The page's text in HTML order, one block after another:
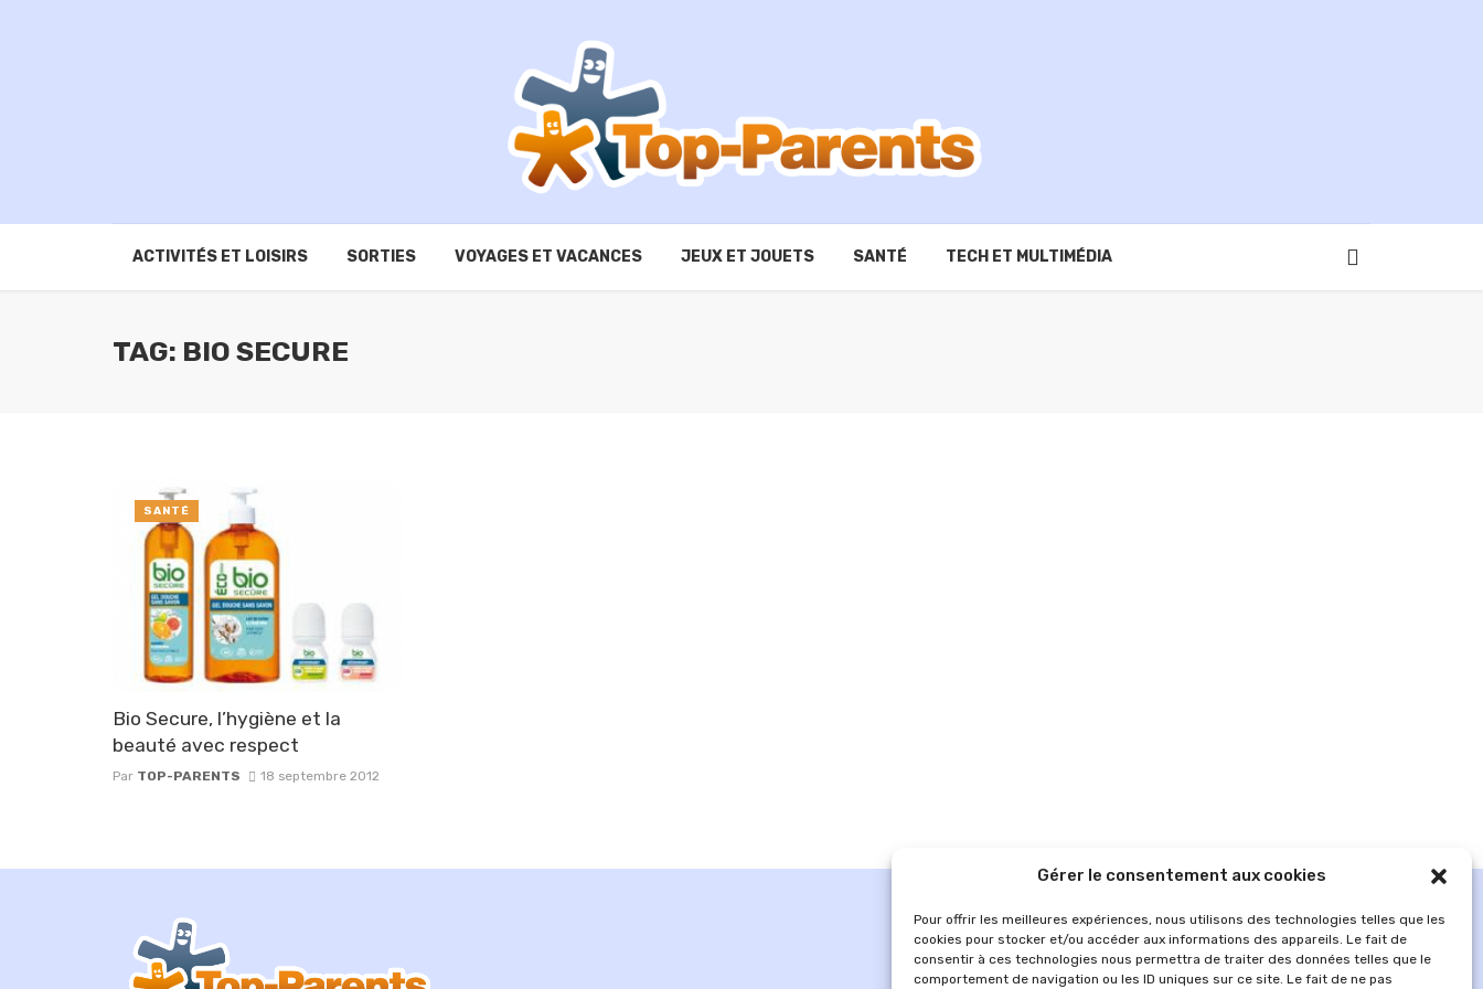
Gérer le consentement aux cookies
Pour offrir les meilleures expériences, nous utilisons des technologies telles que les
cookies pour stocker et/ou accéder aux informations des appareils. Le fait de
consentir à ces technologies nous permettra de traiter des données telles que le
comportement de navigation ou les ID uniques sur ce site. Le fait de ne pas
ACTIVITÉS ET LOISIRS SORTIES VOYAGES ET VACANCES JEUX ET JOUETS SANTÉ TECH ET MULTIMÉDIA
TAG: BIO SECURE
Bio Secure, l’hygiène et la
beauté avec respect
Par TOP-PARENTS 18 septembre 2012
SANTÉ